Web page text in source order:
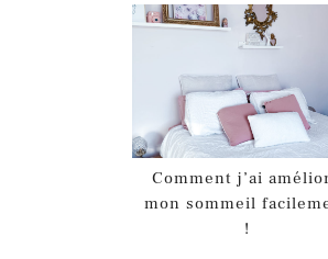
Comment j’ai
mon sommeil
!